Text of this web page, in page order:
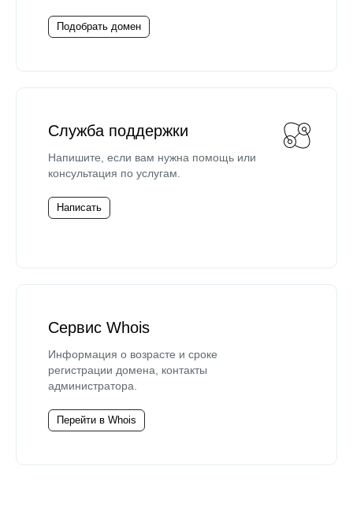
Подобрать домен
Служба поддержки
Напишите, если вам нужна помощь или
консультация по услугам.
Написать
Сервис Whois
Информация о возрасте и сроке
регистрации домена, контакты
администратора.
Перейти в Whois